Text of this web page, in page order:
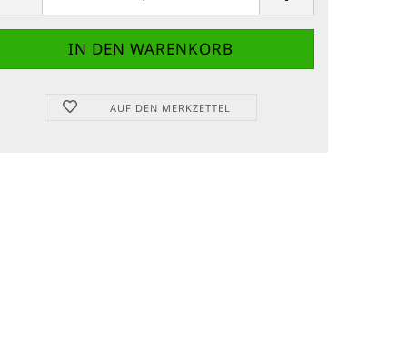
AUF DEN MERKZETTEL